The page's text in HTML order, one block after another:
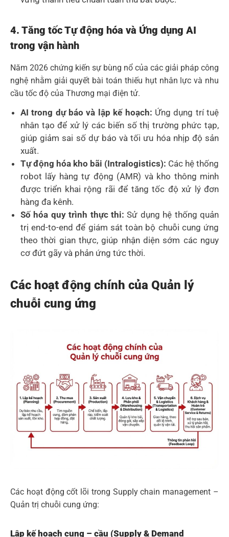
4. Tăng tốc Tự động hóa và Ứng dụng AI
trong vận hành
Năm 2026 chứng kiến sự bùng nổ của các giải pháp công
nghệ nhằm giải quyết bài toán thiếu hụt nhân lực và nhu
cầu tốc độ của Thương mại điện tử.
AI trong dự báo và lập kế hoạch: Ứng dụng trí tuệ
nhân tạo để xử lý các biến số thị trường phức tạp,
giúp giảm sai số dự báo và tối ưu hóa nhịp độ sản
xuất.
Tự động hóa kho bãi (Intralogistics): Các hệ thống
robot lấy hàng tự động (AMR) và kho thông minh
được triển khai rộng rãi để tăng tốc độ xử lý đơn
hàng đa kênh.
Số hóa quy trình thực thi: Sử dụng hệ thống quản
trị end-to-end để giám sát toàn bộ chuỗi cung ứng
theo thời gian thực, giúp nhận diện sớm các nguy
cơ đứt gãy và phản ứng tức thời.
Các hoạt động chính của Quản lý
chuỗi cung ứng
Các hoạt động cốt lõi trong Supply chain management –
Quản trị chuỗi cung ứng:
Lập kế hoạch cung – cầu (Supply & Demand